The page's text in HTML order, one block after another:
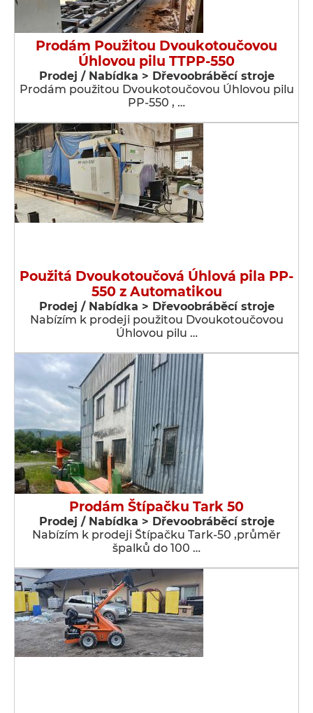
Prodám Použitou Dvoukotoučovou
Úhlovou pilu TTPP-550
Prodej / Nabídka > Dřevoobráběcí stroje
Prodám použitou Dvoukotoučovou Úhlovou pilu
PP-550 , …
Použitá Dvoukotoučová Úhlová pila PP-
550 z Automatikou
Prodej / Nabídka > Dřevoobráběcí stroje
Nabízím k prodeji použitou Dvoukotoučovou
Úhlovou pilu …
Prodám Štípačku Tark 50
Prodej / Nabídka > Dřevoobráběcí stroje
Nabízím k prodeji Štípačku Tark-50 ,průměr
špalků do 100 …